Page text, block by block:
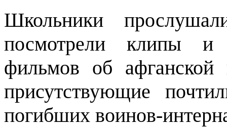
Школьники
посмотрели клипы и
фильмов об
присутствующие
погибших воинов-